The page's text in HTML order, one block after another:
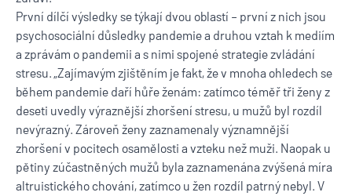
První dílčí výsledky se týkají dvou oblastí – první z nich jsou
psychosociální důsledky pandemie a druhou vztah k mediím
a zprávám o pandemii a s nimi spojené strategie zvládání
stresu. „Zajímavým zjištěním je fakt, že v mnoha ohledech se
během pandemie daří hůře ženám: zatímco téměř tři ženy z
deseti uvedly výraznější zhoršení stresu, u mužů byl rozdíl
nevýrazný. Zároveň ženy zaznamenaly významnější
zhoršení v pocitech osamělosti a vzteku než muži. Naopak u
pětiny zúčastněných mužů byla zaznamenána zvýšená míra
altruistického chování, zatímco u žen rozdíl patrný nebyl. V